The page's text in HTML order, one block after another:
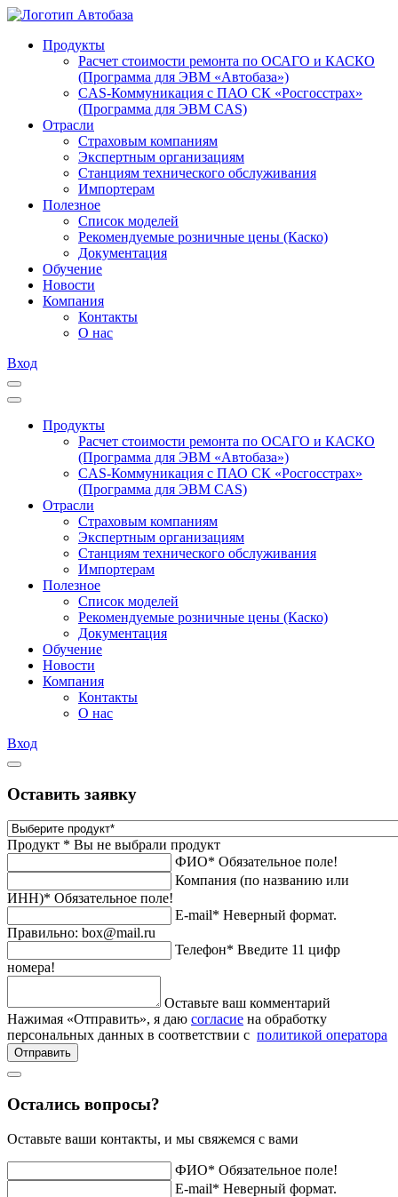
Продукты
Расчет стоимости ремонта по ОСАГО и КАСКО
(Программа для ЭВМ «Автобаза»)
CAS-Коммуникация с ПАО СК «Росгосстрах»
(Программа для ЭВМ CAS)
Отрасли
Страховым компаниям
Экспертным организациям
Станциям технического обслуживания
Импортерам
Полезное
Список моделей
Рекомендуемые розничные цены (Каско)
Документация
Обучение
Новости
Компания
Контакты
О нас
Вход
Продукты
Расчет стоимости ремонта по ОСАГО и КАСКО
(Программа для ЭВМ «Автобаза»)
CAS-Коммуникация с ПАО СК «Росгосстрах»
(Программа для ЭВМ CAS)
Отрасли
Страховым компаниям
Экспертным организациям
Станциям технического обслуживания
Импортерам
Полезное
Список моделей
Рекомендуемые розничные цены (Каско)
Документация
Обучение
Новости
Компания
Контакты
О нас
Вход
Оставить заявку
Продукт * Вы не выбрали продукт
ФИО* Обязательное поле!
Компания (по названию или
ИНН)* Обязательное поле!
E-mail* Неверный формат.
Правильно: box@mail.ru
Телефон* Введите 11 цифр
номера!
Оставьте ваш комментарий
Нажимая «Отправить», я даю согласие на обработку
персональных данных в соответствии с политикой оператора
Отправить
Остались вопросы?
Оставьте ваши контакты, и мы свяжемся с вами
ФИО* Обязательное поле!
E-mail* Неверный формат.